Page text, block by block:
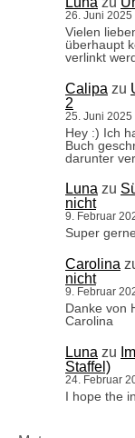
26. Juni 2025
Vielen
überhaupt
verlinkt
Calipa zu
2
25. Juni 2025
Hey :) Ich
Buch
darunter
Luna zu
nicht
9. Februar
Super
Carolina
nicht
9. Februar
Danke von
Carolina
Luna zu
Staffel)
24. Februar
I hope the